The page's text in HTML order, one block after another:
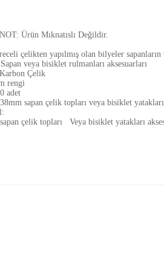
Ürün Mıknatıslı Değildir.
çelikten yapılmış olan bilyeler
veya bisiklet rulmanları aksesuarları
Çelik
rengi
adet
sapan çelik topları veya bisiklet yatakları
çelik topları Veya bisiklet yatakları